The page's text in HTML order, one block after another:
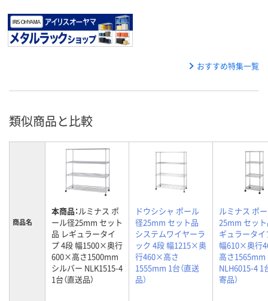
おすすめ特集一覧
類似商品と比較
商品名
本商品：ルミナス ポ
ール径25mm セット
品 レギュラータイ
プ 4段 幅1500×奥行
600×高さ1500mm
シルバー NLK1515-4
1台（直送品）
ドウシシャ ポール
径25mm セット品
システムワイヤーラ
ック 4段 幅1215×奥
行460×高さ
1555mm 1台（直送
品）
ルミナス ポ
25mm セッ
ギュラータイ
幅610×奥行
高さ1565mm
NLH6015-4 1
寄品）